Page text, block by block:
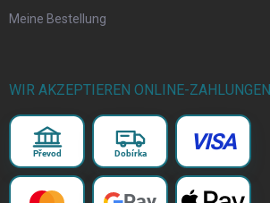
Meine Bestellung
WIR AKZEPTIEREN ONLINE-ZAHLUNGEN
Převod Dobírka VISA